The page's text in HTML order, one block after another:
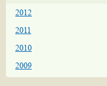
2012
2011
2010
2009